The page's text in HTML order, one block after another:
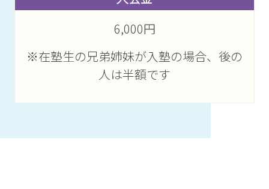
6,000円
※在塾生の兄弟姉妹が入塾の場合、後の
人は半額です